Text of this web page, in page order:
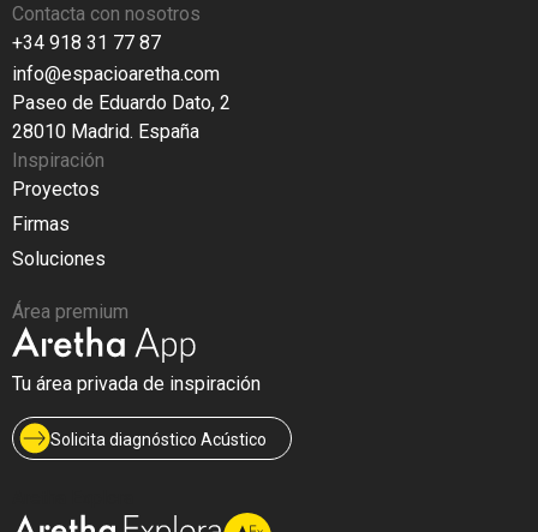
Contacta con nosotros
+34 918 31 77 87
info@espacioaretha.com
Paseo de Eduardo Dato, 2
28010 Madrid. España
Inspiración
Proyectos
Firmas
Soluciones
Área premium
Tu área privada de inspiración
Solicita diagnóstico Acústico